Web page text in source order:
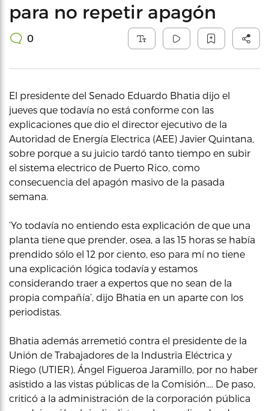
para no repetir apagón
0
El presidente del Senado Eduardo Bhatia dijo el
jueves que todavía no está conforme con las
explicaciones que dio el director ejecutivo de la
Autoridad de Energía Electrica (AEE) Javier Quintana,
sobre porque a su juicio tardó tanto tiempo en subir
el sistema electrico de Puerto Rico, como
consecuencia del apagón masivo de la pasada
semana.
‘Yo todavía no entiendo esta explicación de que una
planta tiene que prender, osea, a las 15 horas se había
prendido sólo el 12 por ciento, eso para mí no tiene
una explicación lógica todavía y estamos
considerando traer a expertos que no sean de la
propia compañía’, dijo Bhatia en un aparte con los
periodistas.
Bhatia además arremetió contra el presidente de la
Unión de Trabajadores de la Industria Eléctrica y
Riego (UTIER), Ángel Figueroa Jaramillo, por no haber
asistido a las vistas públicas de la Comisión…. De paso,
criticó a la administración de la corporación pública